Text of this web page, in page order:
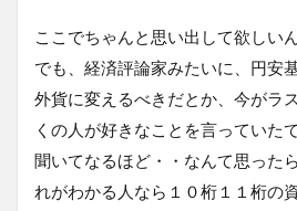
ここでちゃんと思い出して欲しい
でも、経済評論家みたいに、円安
外貨に変えるべきだとか、今がラ
くの人が好きなことを言っていた
聞いてなるほど・・なんて思った
れがわかる人なら１０桁１１桁の